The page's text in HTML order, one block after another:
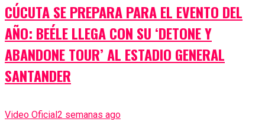
CÚCUTA SE PREPARA PARA EL EVENTO DEL
AÑO: BEÉLE LLEGA CON SU ‘DETONE Y
ABANDONE TOUR’ AL ESTADIO GENERAL
SANTANDER
Video Oficial2 semanas ago